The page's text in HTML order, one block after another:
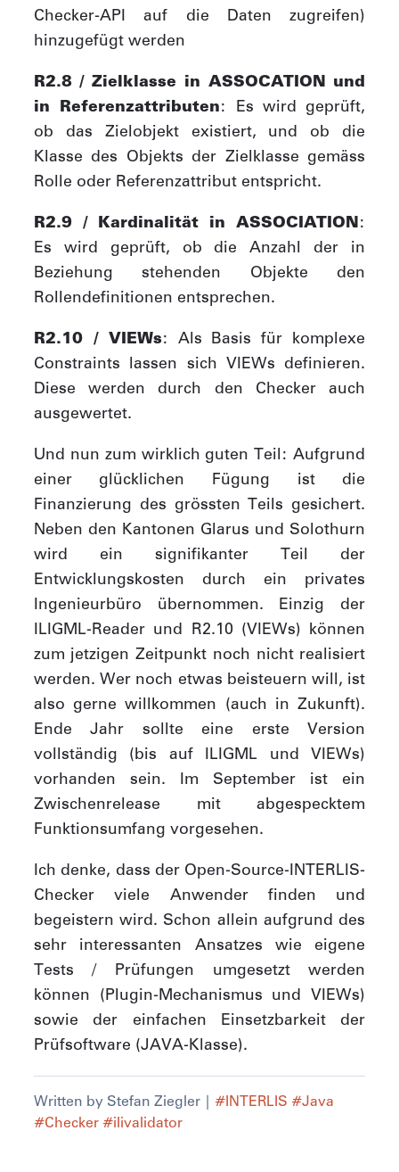
Checker-API auf die Daten zugreifen)
hinzugefügt werden
R2.8 / Zielklasse in ASSOCATION und
in Referenzattributen: Es wird geprüft,
ob das Zielobjekt existiert, und ob die
Klasse des Objekts der Zielklasse gemäss
Rolle oder Referenzattribut entspricht.
R2.9 / Kardinalität in ASSOCIATION:
Es wird geprüft, ob die Anzahl der in
Beziehung stehenden Objekte den
Rollendefinitionen entsprechen.
R2.10 / VIEWs: Als Basis für komplexe
Constraints lassen sich VIEWs definieren.
Diese werden durch den Checker auch
ausgewertet.
Und nun zum wirklich guten Teil: Aufgrund
einer glücklichen Fügung ist die
Finanzierung des grössten Teils gesichert.
Neben den Kantonen Glarus und Solothurn
wird ein signifikanter Teil der
Entwicklungskosten durch ein privates
Ingenieurbüro übernommen. Einzig der
ILIGML-Reader und R2.10 (VIEWs) können
zum jetzigen Zeitpunkt noch nicht realisiert
werden. Wer noch etwas beisteuern will, ist
also gerne willkommen (auch in Zukunft).
Ende Jahr sollte eine erste Version
vollständig (bis auf ILIGML und VIEWs)
vorhanden sein. Im September ist ein
Zwischenrelease mit abgespecktem
Funktionsumfang vorgesehen.
Ich denke, dass der Open-Source-INTERLIS-
Checker viele Anwender finden und
begeistern wird. Schon allein aufgrund des
sehr interessanten Ansatzes wie eigene
Tests / Prüfungen umgesetzt werden
können (Plugin-Mechanismus und VIEWs)
sowie der einfachen Einsetzbarkeit der
Prüfsoftware (JAVA-Klasse).
Written by Stefan Ziegler | #INTERLIS #Java
#Checker #ilivalidator